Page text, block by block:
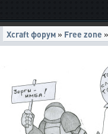
Xcraft форум » Free zone »